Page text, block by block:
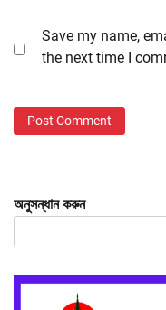
Save my name,
the next time I
অনুসন্ধান করুন